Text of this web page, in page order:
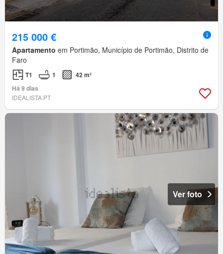
215 000 €
Apartamento em Portimão, Município de Portimão, Distrito de
Faro
T1 1
42 m²
Há 9 dias
IDEALISTA.PT
Ver foto